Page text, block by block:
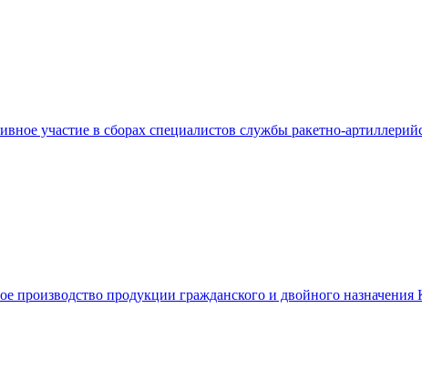
участие в сборах специалистов службы ракетно-
производство продукции гражданского и двойного